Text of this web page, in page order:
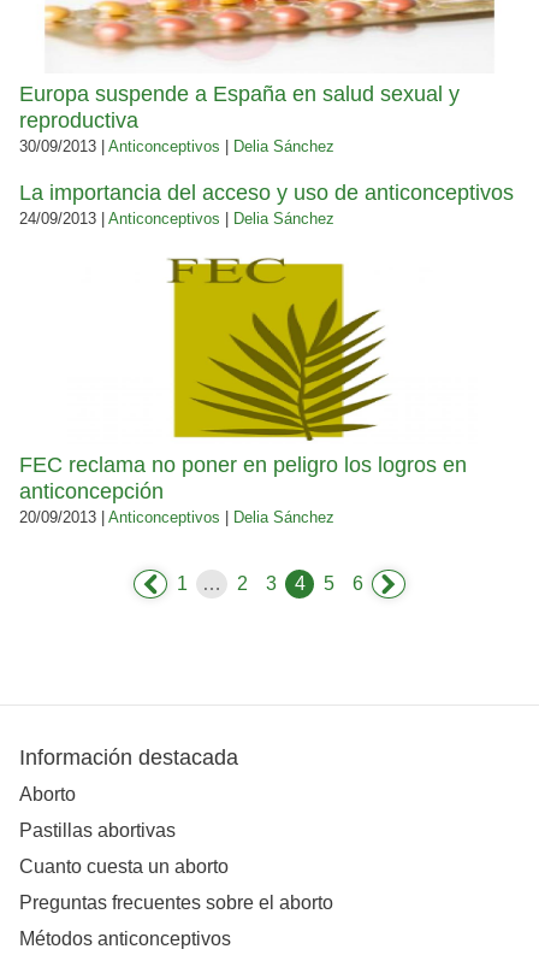
Europa suspende a España en salud sexual y
reproductiva
30/09/2013 | Anticonceptivos Delia Sánchez
La importancia del acceso y uso de anticonceptivos
24/09/2013 | Anticonceptivos Delia Sánchez
FEC reclama no poner en peligro los logros en
anticoncepción
20/09/2013 | Anticonceptivos Delia Sánchez
1 … 2 3 4 5 6
Información destacada
Aborto
Pastillas abortivas
Cuanto cuesta un aborto
Preguntas frecuentes sobre el aborto
Métodos anticonceptivos